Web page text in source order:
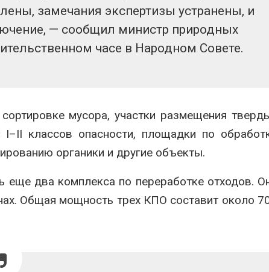
замечания экспертизы устранены, и
—‬ сообщил министр природных
часе в Народном Совете.
мусора, участки размещения
классов опасности, площадки по
органики и другие объекты.
еще два комплекса по переработке отходов.
Общая мощность трех КПО составит около